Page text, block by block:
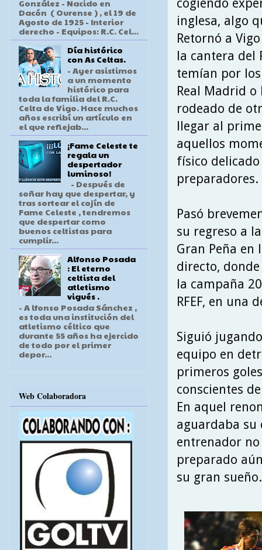
cogiendo
inglesa, algo
Retornó a
la cantera del
temían por
Real Madrid o
rodeado de
llegar al
aquellos
físico
preparadores.
Pasó
su regreso a
Gran Peña en
directo,
la campaña
RFEF, en una
Siguió
equipo en
primeros
conscientes
En aquel
aguardaba su
entrenador
preparado
su gran sueño.
González - Nacido en
Dacón ( Ourense ) , el 19 de
Agosto de 1925 - Interior
derecho - Equipos: R.C. Cel...
Día histórico
con As Celtas.
- Ayer asistimos
a un momento
histórico para
toda la familia del R.C.
Celta de Vigo. Hace muchos
años escribí un artículo en
el que reflejab...
¡Fame Celeste te
regala un
despertador
luminoso!
- Después de
soñar hay que despertar, y
tras sortear el cojín de
Fame Celeste , tendremos
que despertar como
buenos celtistas para
cumplir...
Alfonso Posada
: El eterno
celtista del
atletismo
vigués .
- A lfonso Posada Sánchez ,
es toda una institución del
atletismo céltico que
durante 55 años ha ejercido
de todo por el primer
depor...
Web Colaboradora